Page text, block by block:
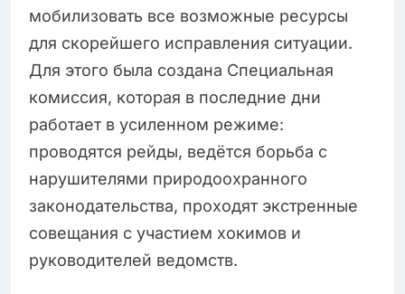
мобилизовать все возможные ресурсы
для скорейшего исправления ситуации.
Для этого была создана Специальная
комиссия, которая в последние дни
работает в усиленном режиме:
проводятся рейды, ведётся борьба с
нарушителями природоохранного
законодательства, проходят экстренные
совещания с участием хокимов и
руководителей ведомств.